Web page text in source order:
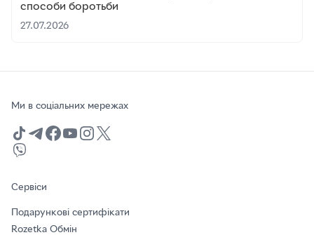
способи боротьби
27.07.2026
Ми в соціальних мережах
Сервіси
Подарункові сертифікати
Rozetka Обмін